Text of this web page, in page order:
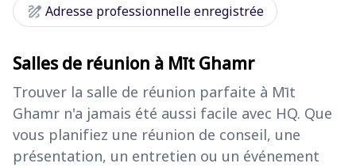
draw Adresse professionnelle enregistrée
Salles de réunion à Mīt Ghamr
Trouver la salle de réunion parfaite à Mīt
Ghamr n'a jamais été aussi facile avec HQ. Que
vous planifiez une réunion de conseil, une
présentation, un entretien ou un événement